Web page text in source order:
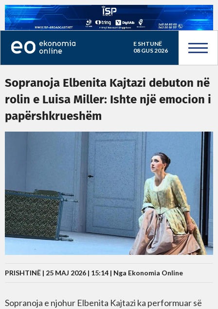
E SHTUNË
08 GUS 2026
Sopranoja Elbenita Kajtazi debuton në
rolin e Luisa Miller: Ishte një emocion i
papërshkrueshëm
PRISHTINË | 25 MAJ 2026 | 15:14 | Nga Ekonomia Online
Sopranoja e njohur Elbenita Kajtazi ka performuar së